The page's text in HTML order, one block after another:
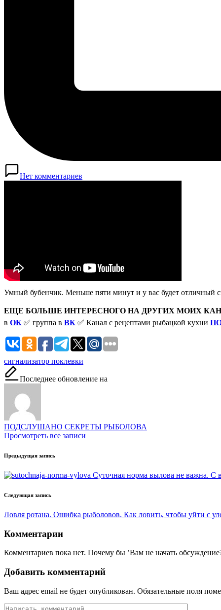
Нет комментариев
Умный бубенчик. Меньше пяти минут и у вас будет отличный
ЕЩЕ БОЛЬШЕ ИНТЕРЕСНОГО НА ДРУГИХ МОИХ
в ОК ✅ группа в ВК ✅ Канал с рецептами рыбацкой кухни
Метки:
сигнализатор поклевки
Последнее обновление на
ПОДСЛУШАНО СЕКРЕТЫ РЫБОЛОВА
Просмотреть все записи
Навигация
записи
Предыдущая запись
Суточная норма вылова не важна. С
Следующая запись
Ловля ротана. Ошибка рыболовов. Как ловить, чтобы уйти с
Комментарии
Комментариев пока нет. Почему бы ’Вам не начать
Добавить комментарий
Ваш адрес email не будет опубликован. Обязательные поля